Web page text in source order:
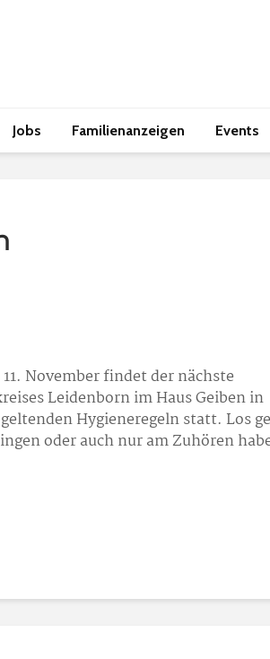
Jobs Familienanzeigen Events
November findet der nächste
Leidenborn im Haus Geiben in
Hygieneregeln statt. Los
oder auch nur am Zuhören